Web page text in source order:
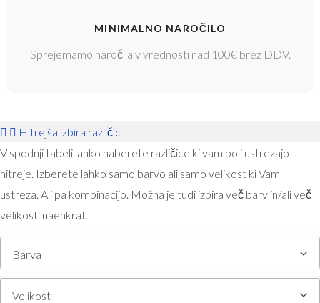
MINIMALNO NAROČILO
Sprejemamo naročila v vrednosti nad 100€ brez DDV.
Hitrejša izbira različic
V spodnji tabeli lahko naberete različice ki vam bolj ustrezajo
hitreje. Izberete lahko samo barvo ali samo velikost ki Vam
ustreza. Ali pa kombinacijo. Možna je tudi izbira več barv in/ali več
velikosti naenkrat.
Barva
Velikost